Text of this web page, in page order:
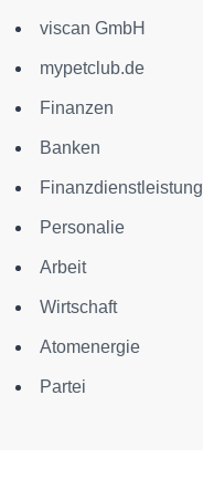
viscan GmbH
mypetclub.de
Finanzen
Banken
Finanzdienstleistung
Personalie
Arbeit
Wirtschaft
Atomenergie
Partei